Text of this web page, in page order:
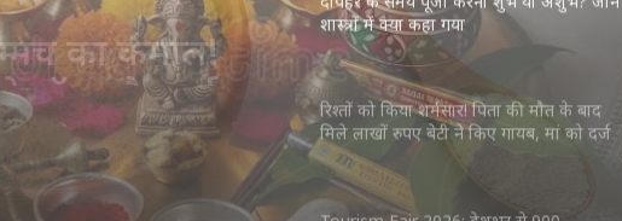
करना शुभ या
में क्या कहा गया
रिश्तों को किया शर्मसार! पिता की मौत के बाद
मिले लाखों रुपए बेटी ने किए गायब, मां को दर्ज
कराना पड़ा केस
Tourism Fair 2026: देशभर से 900
एग्ज़िबिटर पहुंचे, CM ने किया उद्घाटन